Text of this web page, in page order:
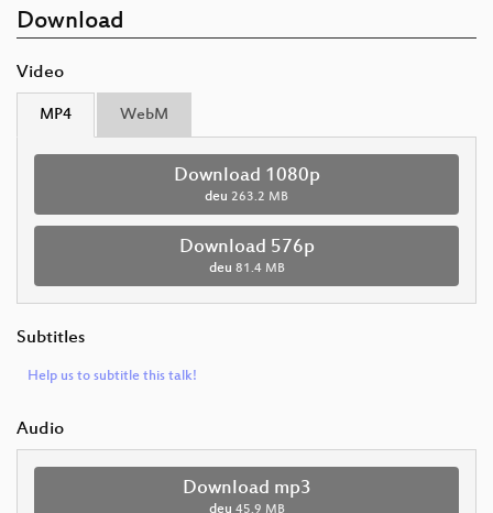
Download
Video
MP4 WebM
Download 1080p
deu 263.2 MB
Download 576p
deu 81.4 MB
Subtitles
Help us to subtitle this talk!
Audio
Download mp3
deu 45.9 MB